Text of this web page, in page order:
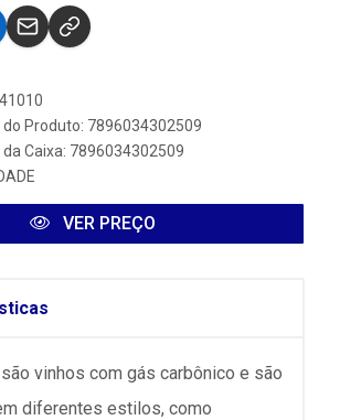
Produto: 7896034302509
Caixa: 7896034302509
VER PREÇO
vinhos com gás carbônico e são
diferentes estilos, como